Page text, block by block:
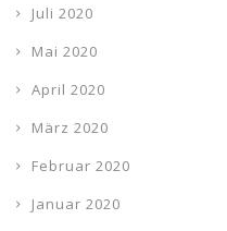
Juli 2020
Mai 2020
April 2020
März 2020
Februar 2020
Januar 2020